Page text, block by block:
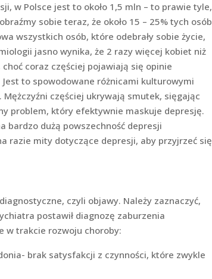
w Polsce jest to około 1,5 mln – to prawie tyle,
sobie teraz, że około 15 – 25% tych osób
wszystkich osób, które odebrały sobie życie,
jasno wynika, że 2 razy więcej kobiet niż
coraz częściej pojawiają się opinie
to spowodowane różnicami kulturowymi
Mężczyźni częściej ukrywają smutek, sięgając
problem, który efektywnie maskuje depresję.
bardzo dużą powszechność depresji
razie mity dotyczące depresji, aby przyjrzeć się
czyli objawy. Należy zaznaczyć,
postawił diagnozę zaburzenia
w trakcie rozwoju choroby:
brak satysfakcji z czynności, które zwykle